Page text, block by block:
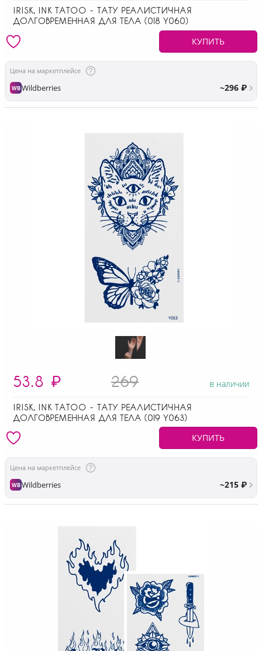
IRISK, INK TATOO - ТАТУ РЕАЛИСТИЧНАЯ
ДОЛГОВРЕМЕННАЯ ДЛЯ ТЕЛА (018 Y060)
КУПИТЬ
Цена на маркетплейсе
WBWildberries ~296 ₽
53.8 ₽ 269 в наличии
IRISK, INK TATOO - ТАТУ РЕАЛИСТИЧНАЯ
ДОЛГОВРЕМЕННАЯ ДЛЯ ТЕЛА (019 Y063)
КУПИТЬ
Цена на маркетплейсе
WBWildberries ~215 ₽